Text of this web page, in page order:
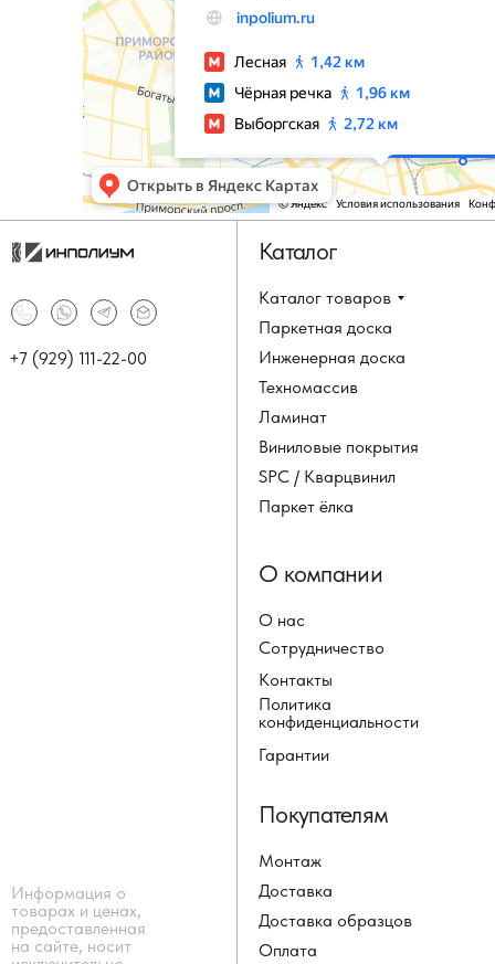
Каталог товаров
Паркетная доска
Инженерная доска
Техномассив
+7 (929) 111-22-00
Информация о
товарах и ценах,
предоставленная
на сайте, носит
Каталог
Ламинат
Виниловые покрытия
SPC / Кварцвинил
Паркет ёлка
О нас
Сотрудничество
Контакты
Политика
конфиденциальности
О компании
Монтаж
Доставка
Доставка образцов
Оплата
Покупателям
Гарантии